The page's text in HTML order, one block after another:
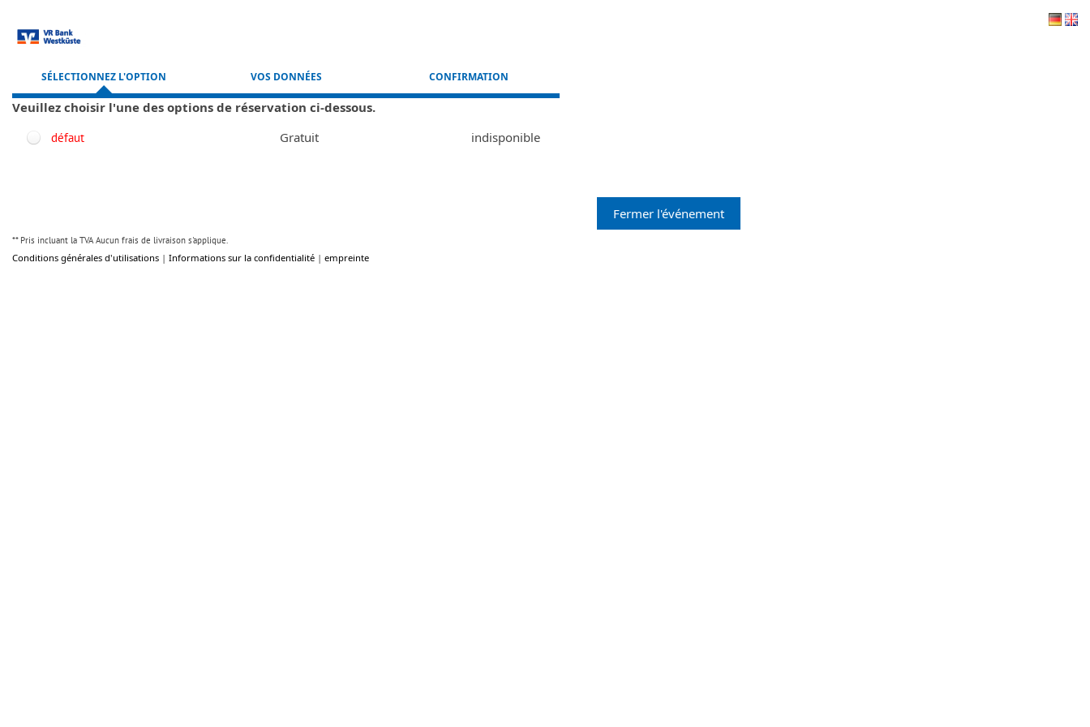
SÉLECTIONNEZ L'OPTION VOS DONNÉES
PERSONNELLES
CONFIRMATION
Veuillez choisir l'une des options de réservation ci-dessous.
défaut Gratuit indisponible
Fermer l'événement
** Pris incluant la TVA Aucun frais de livraison s'applique.
Conditions générales d'utilisations | Informations sur la confidentialité | empreinte